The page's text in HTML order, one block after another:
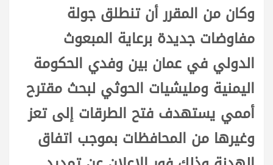
وكان من المقرر أن تنطلق جولة
مفاوضات جديدة برعاية المبعوث
الدولي في عمان بين وفدي الحكومة
اليمنية ومليشيات الحوثي لبحث مقترح
أممي يستهدف فتح الطرقات إلى تعز
وغيرها من المحافظات بموجب اتفاق